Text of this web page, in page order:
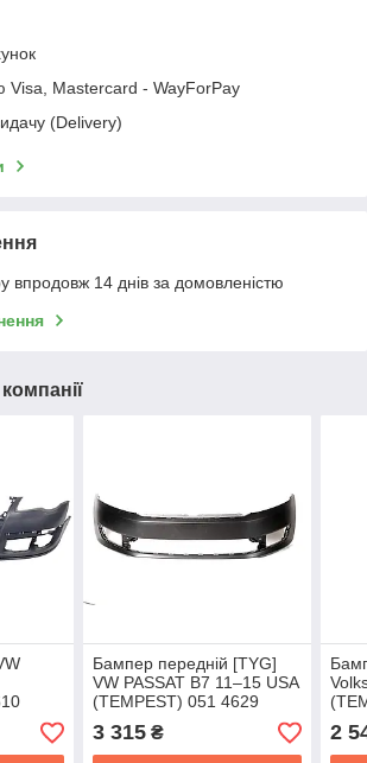
Visa, Mastercard - WayForPay
(Delivery)
впродовж 14 днів за домовленістю
Бампер передній [TYG]
VW PASSAT B7 11–15 USA
(TEMPEST) 051 4629
900T
3 315₴ 2